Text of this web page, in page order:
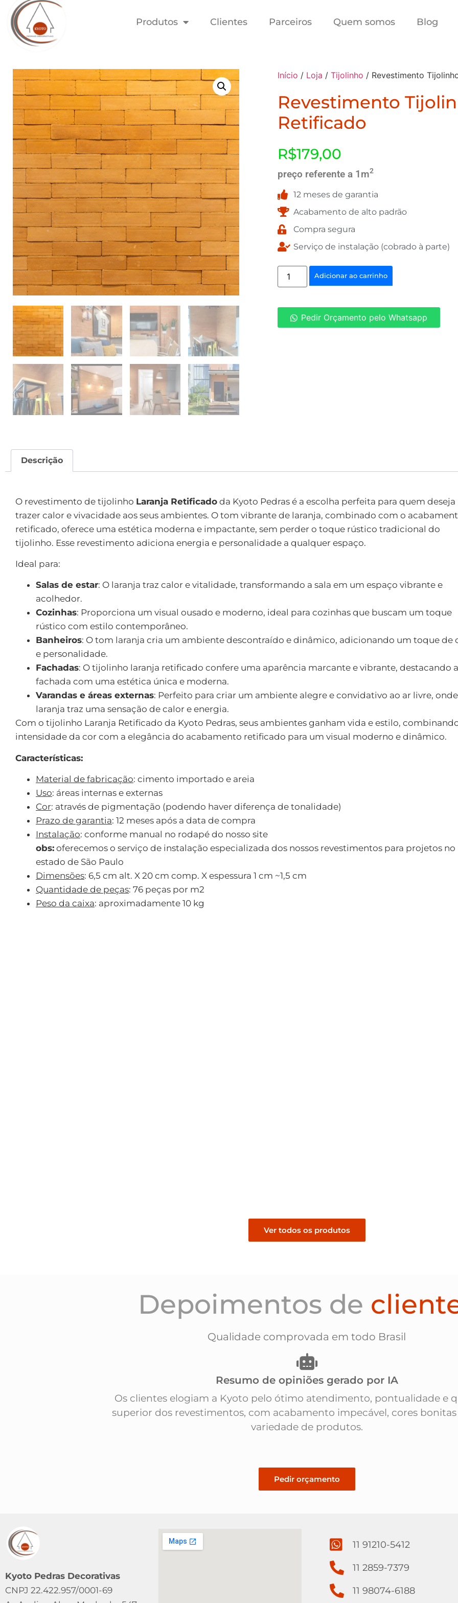
Produtos Clientes Parceiros Quem somos Blog
Início / Loja / Tijolinho / Revestimento
Revestimento
Retificado
R$179,00
preço referente a 1m2
12 meses de garantia
Acabamento de alto padrão
Compra segura
Serviço de instalação (cobrado à parte)
Adicionar ao carrinho
Pedir Orçamento pelo Whatsapp
Descrição
O revestimento de tijolinho Laranja Retificado da Kyoto Pedras é a escolha perfeita para quem deseja
trazer calor e vivacidade aos seus ambientes. O tom vibrante de laranja, combinado com o
retificado, oferece uma estética moderna e impactante, sem perder o toque rústico tradicional do
tijolinho. Esse revestimento adiciona energia e personalidade a qualquer espaço.
Ideal para:
Salas de estar: O laranja traz calor e vitalidade, transformando a sala em um espaço vibrante e
acolhedor.
Cozinhas: Proporciona um visual ousado e moderno, ideal para cozinhas que buscam um toque
rústico com estilo contemporâneo.
Banheiros: O tom laranja cria um ambiente descontraído e dinâmico, adicionando um toque de
e personalidade.
Fachadas: O tijolinho laranja retificado confere uma aparência marcante e vibrante, destacando a
fachada com uma estética única e moderna.
Varandas e áreas externas: Perfeito para criar um ambiente alegre e convidativo ao ar livre,
laranja traz uma sensação de calor e energia.
Com o tijolinho Laranja Retificado da Kyoto Pedras, seus ambientes ganham vida e estilo,
intensidade da cor com a elegância do acabamento retificado para um visual moderno e dinâmico.
Características:
Material de fabricação: cimento importado e areia
Uso: áreas internas e externas
Cor: através de pigmentação (podendo haver diferença de tonalidade)
Prazo de garantia: 12 meses após a data de compra
Instalação: conforme manual no rodapé do nosso site
obs: oferecemos o serviço de instalação especializada dos nossos revestimentos para projetos no
estado de São Paulo
Dimensões: 6,5 cm alt. X 20 cm comp. X espessura 1 cm ~1,5 cm
Quantidade de peças: 76 peças por m2
Peso da caixa: aproximadamente 10 kg
Ver todos os produtos
Depoimentos de
Qualidade comprovada em todo Brasil
Resumo de opiniões gerado por IA
Os clientes elogiam a Kyoto pelo ótimo atendimento, pontualidade e
superior dos revestimentos, com acabamento impecável, cores
variedade de produtos.
Pedir orçamento
Kyoto Pedras Decorativas
CNPJ 22.422.957/0001-69
11 91210-5412
11 2859-7379
11 98074-6188